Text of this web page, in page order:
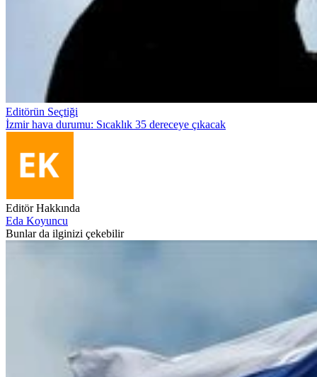
Editörün Seçtiği
İzmir hava durumu: Sıcaklık 35 dereceye çıkacak
Editör Hakkında
Eda Koyuncu
Bunlar da ilginizi çekebilir